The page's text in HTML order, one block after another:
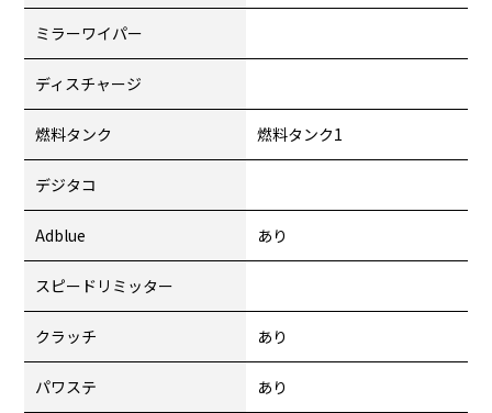
ミラーワイパー
ディスチャージ
燃料タンク 燃料タンク1
デジタコ
Adblue あり
スピードリミッター
クラッチ あり
パワステ あり